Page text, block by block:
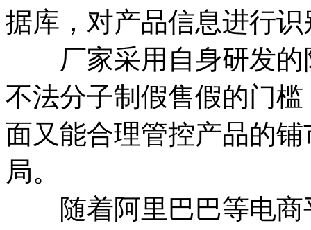
据库，对产品信息进行识
厂家采用自身研发的
不法分子制假售假的门
面又能合理管控产品的
局。
随着阿里巴巴等电商